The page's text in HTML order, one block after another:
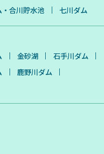
合川貯水池 七川ダム
金砂湖
石手川ダム
鹿野川ダム